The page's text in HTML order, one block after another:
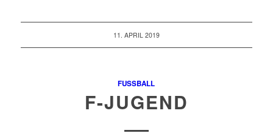
11. APRIL 2019
FUSSBALL
F-JUGEND